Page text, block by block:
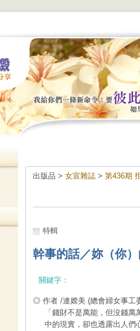
出版品 > 女宣雜誌 > 第436期
特輯
幹事的話／妳（你
關鍵字：
◎ 作者 /連嫦美 (總會婦女事工
「錢財不是萬能，但沒錢
中的現實，卻也透露出人們